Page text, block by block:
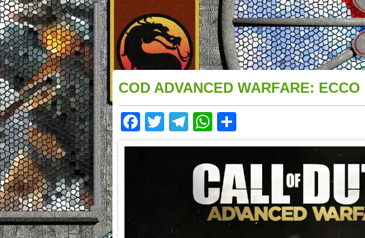
COD ADVANCED WARFARE:
Facebook
TwitterTelegram
WhatsApp